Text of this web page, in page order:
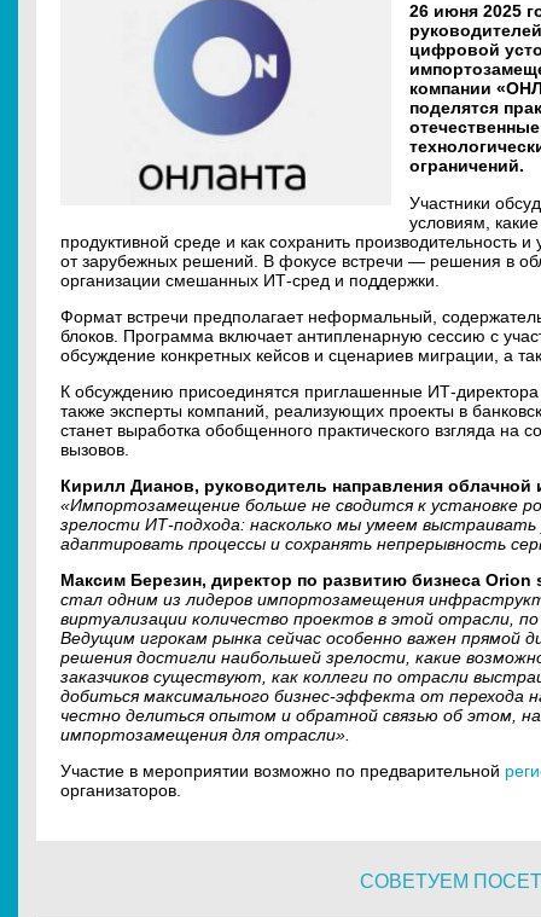
26 июня 2025
цифровой
компании
поделятся
ограничений.
Участники
условиям,
продуктивной среде и как сохранить производительность
от зарубежных решений. В фокусе встречи — решения в
организации смешанных ИТ-сред и поддержки.
Формат встречи предполагает неформальный,
блоков. Программа включает антипленарную сессию с
обсуждение конкретных кейсов и сценариев миграции, а
К обсуждению присоединятся приглашенные ИТ-
также эксперты компаний, реализующих проекты в
станет выработка обобщенного практического взгляда на
вызовов.
Кирилл Дианов, руководитель направления облачной
«Импортозамещение больше не сводится к установке
зрелости ИТ-подхода: насколько мы умеем
адаптировать процессы и сохранять непрерывность
Максим Березин, директор по развитию бизнеса
стал одним из лидеров импортозамещения
виртуализации количество проектов в этой отрасли,
Ведущим игрокам рынка сейчас особенно важен прямой
решения достигли наибольшей зрелости, какие
заказчиков существуют, как коллеги по отрасли
добиться максимального бизнес-эффекта от перехода
честно делиться опытом и обратной связью об этом,
импортозамещения для отрасли».
Участие в мероприятии возможно по предварительной
организаторов.
СОВЕТУЕМ